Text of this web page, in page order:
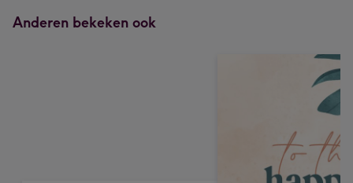
Anderen bekeken ook